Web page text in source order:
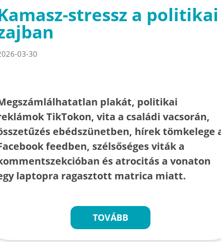
stressz a politikai
03-30
plakát, politikai
TikTokon, vita a családi vacsorán,
ebédszünetben, hírek tömkelege
feedben, szélsőséges viták a
és atrocitás a vonaton
laptopra ragasztott matrica miatt.
TOVÁBB